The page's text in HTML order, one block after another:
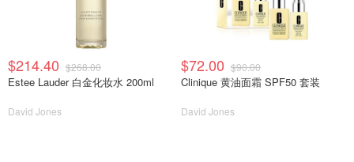
$214.40 $268.00
Estee Lauder 白金化妆水 200ml
David Jones
$72.00 $90.00
Clinique 黄油面霜 SPF50 套装
David Jones